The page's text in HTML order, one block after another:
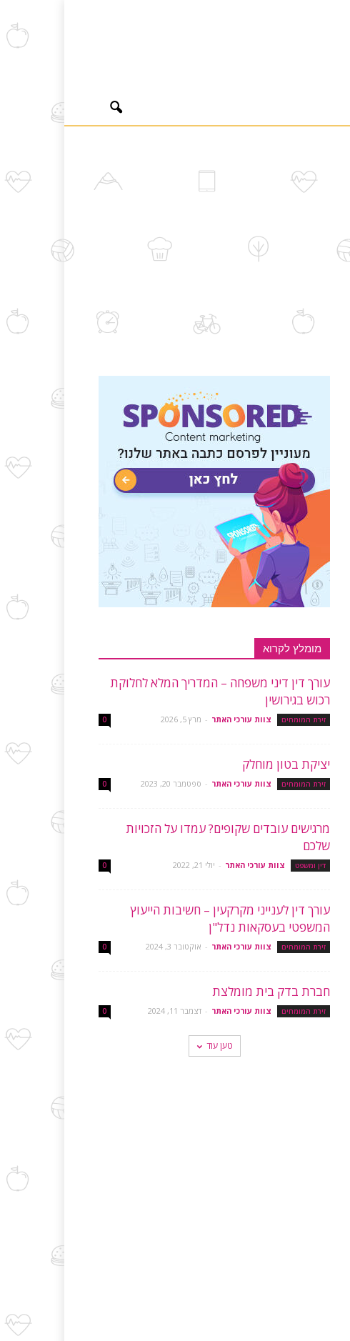
מומלץ לקרוא
עורך דין דיני משפחה – המדריך המלא לחלוקת
רכוש בגירושין
זירת המומחים צוות עורכי האתר - מרץ 5, 2026 0
יציקת בטון מוחלק
זירת המומחים צוות עורכי האתר - ספטמבר 20, 2023 0
מרגישים עובדים שקופים? עמדו על הזכויות
שלכם
דין ומשפט צוות עורכי האתר - יולי 21, 2022 0
עורך דין לענייני מקרקעין – חשיבות הייעוץ
המשפטי בעסקאות נדל"ן
זירת המומחים צוות עורכי האתר - אוקטובר 3, 2024 0
חברת בדק בית מומלצת
זירת המומחים צוות עורכי האתר - דצמבר 11, 2024 0
טען עוד